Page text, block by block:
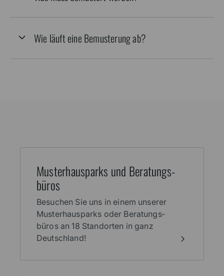
Wie läuft eine Bemusterung ab?
Muster­haus­parks und Beratungs­
büros
Besuchen Sie uns in einem unserer
Muster­haus­parks oder Beratungs­
büros an 18 Stand­orten in ganz
Deutschland!